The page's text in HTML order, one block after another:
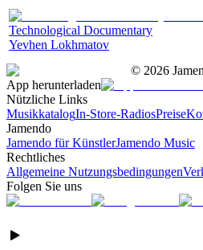
Technological Documentary
Yevhen Lokhmatov
© 2026
App herunterladen
Nützliche Links
MusikkatalogIn-Store-RadiosPreise
Jamendo
Jamendo für KünstlerJamendo Music
Rechtliches
Allgemeine Nutzungsbedingungen
Folgen Sie uns